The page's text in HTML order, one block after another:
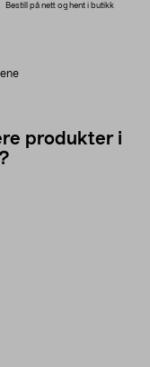
Bestill på nett og hent i butikk
produkter i